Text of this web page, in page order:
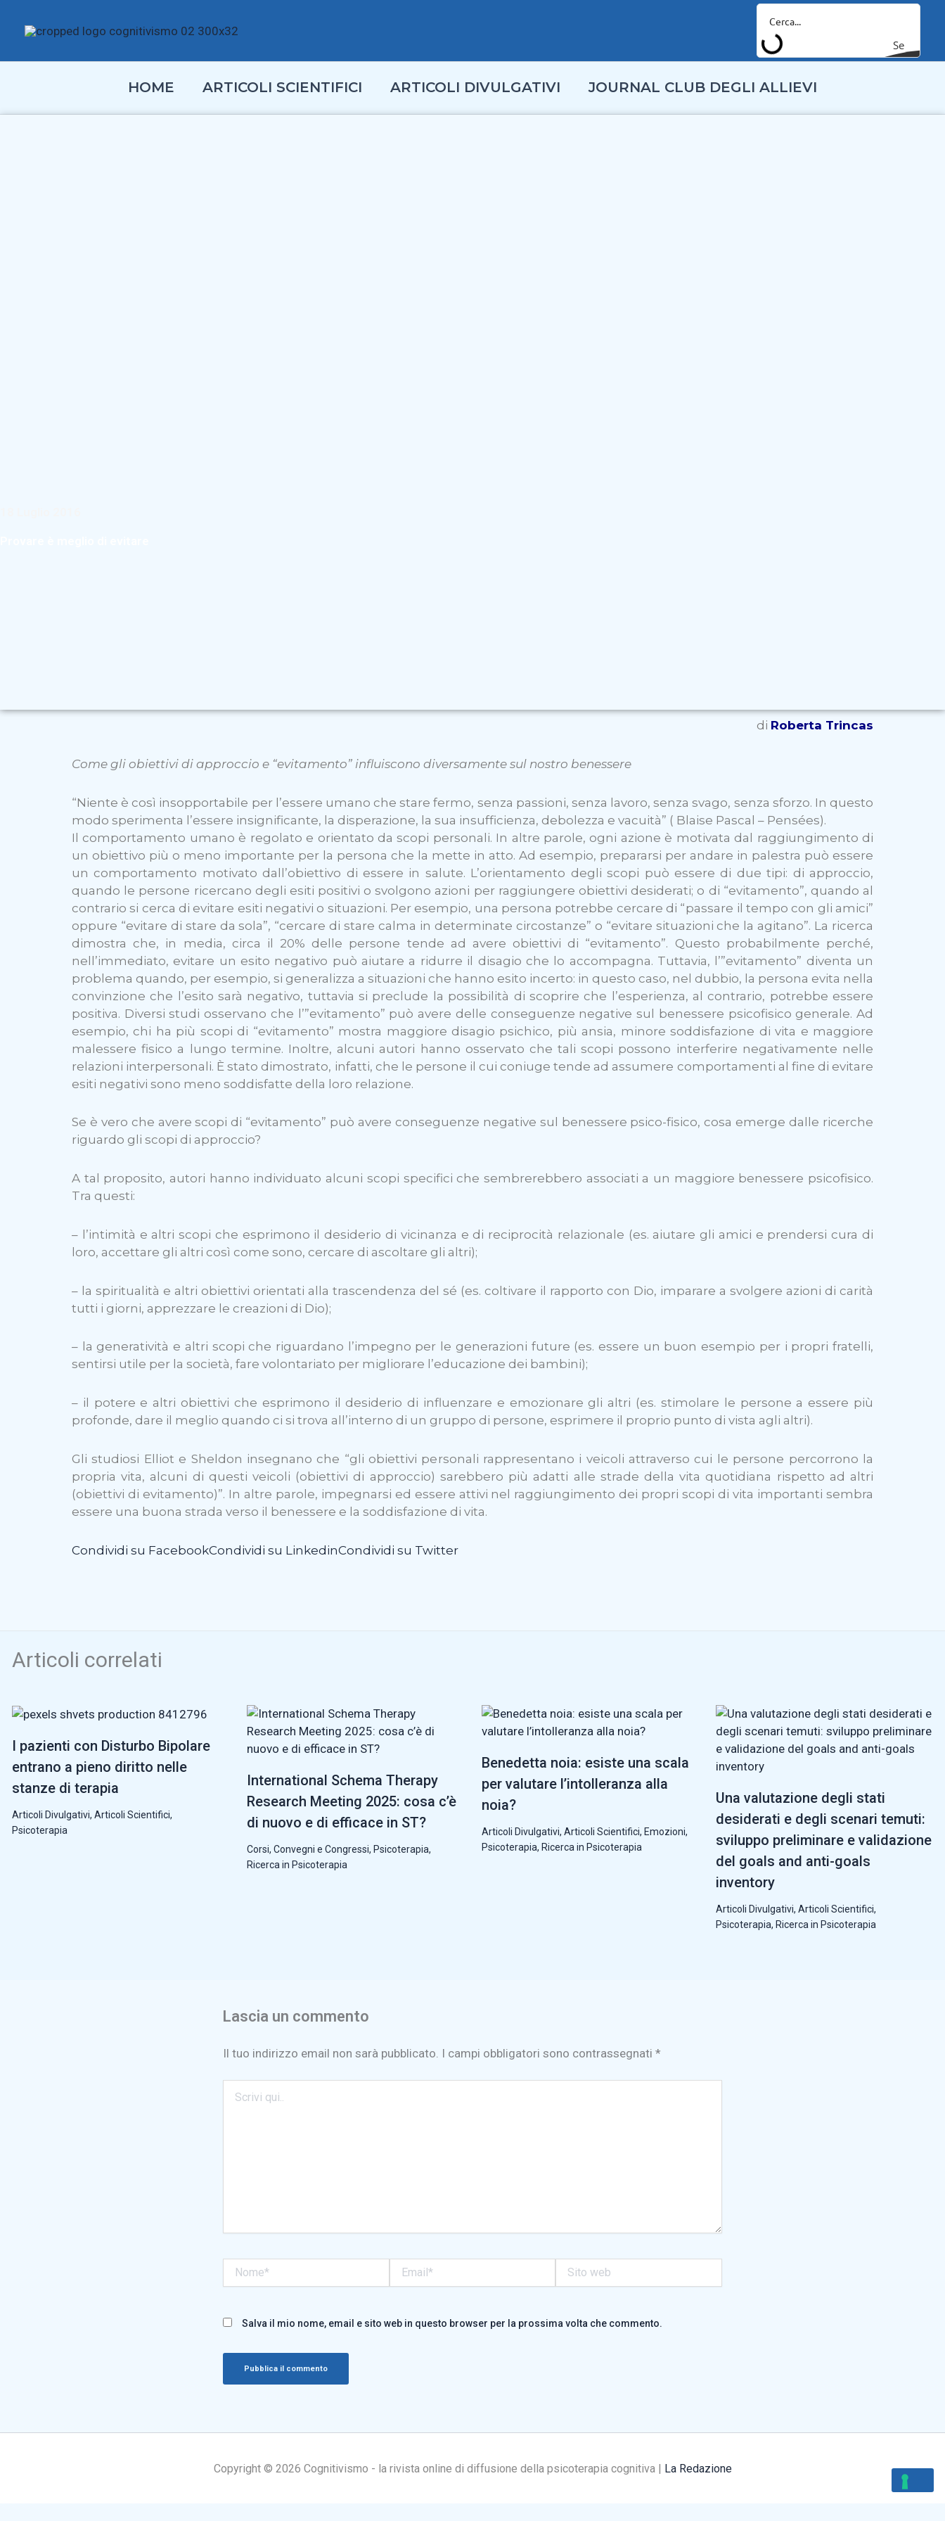
Se
HOME ARTICOLI SCIENTIFICI ARTICOLI DIVULGATIVI JOURNAL CLUB DEGLI ALLIEVI
di Roberta Trincas
Come gli obiettivi di approccio e “evitamento” influiscono diversamente sul nostro benessere
“Niente è così insopportabile per l’essere umano che stare fermo, senza passioni, senza lavoro, senza svago, senza sforzo. In questo
modo sperimenta l’essere insignificante, la disperazione, la sua insufficienza, debolezza e vacuità” ( Blaise Pascal – Pensées).
Il comportamento umano è regolato e orientato da scopi personali. In altre parole, ogni azione è motivata dal raggiungimento di
un obiettivo più o meno importante per la persona che la mette in atto. Ad esempio, prepararsi per andare in palestra può essere
un comportamento motivato dall’obiettivo di essere in salute. L’orientamento degli scopi può essere di due tipi: di approccio,
quando le persone ricercano degli esiti positivi o svolgono azioni per raggiungere obiettivi desiderati; o di “evitamento”, quando al
contrario si cerca di evitare esiti negativi o situazioni. Per esempio, una persona potrebbe cercare di “passare il tempo con gli amici”
oppure “evitare di stare da sola”, “cercare di stare calma in determinate circostanze” o “evitare situazioni che la agitano”. La ricerca
dimostra che, in media, circa il 20% delle persone tende ad avere obiettivi di “evitamento”. Questo probabilmente perché,
nell’immediato, evitare un esito negativo può aiutare a ridurre il disagio che lo accompagna. Tuttavia, l’”evitamento” diventa un
problema quando, per esempio, si generalizza a situazioni che hanno esito incerto: in questo caso, nel dubbio, la persona evita nella
convinzione che l’esito sarà negativo, tuttavia si preclude la possibilità di scoprire che l’esperienza, al contrario, potrebbe essere
positiva. Diversi studi osservano che l’”evitamento” può avere delle conseguenze negative sul benessere psicofisico generale. Ad
esempio, chi ha più scopi di “evitamento” mostra maggiore disagio psichico, più ansia, minore soddisfazione di vita e maggiore
malessere fisico a lungo termine. Inoltre, alcuni autori hanno osservato che tali scopi possono interferire negativamente nelle
relazioni interpersonali. È stato dimostrato, infatti, che le persone il cui coniuge tende ad assumere comportamenti al fine di evitare
esiti negativi sono meno soddisfatte della loro relazione.
Se è vero che avere scopi di “evitamento” può avere conseguenze negative sul benessere psico-fisico, cosa emerge dalle ricerche
riguardo gli scopi di approccio?
A tal proposito, autori hanno individuato alcuni scopi specifici che sembrerebbero associati a un maggiore benessere psicofisico.
Tra questi:
– l’intimità e altri scopi che esprimono il desiderio di vicinanza e di reciprocità relazionale (es. aiutare gli amici e prendersi cura di
loro, accettare gli altri così come sono, cercare di ascoltare gli altri);
– la spiritualità e altri obiettivi orientati alla trascendenza del sé (es. coltivare il rapporto con Dio, imparare a svolgere azioni di carità
tutti i giorni, apprezzare le creazioni di Dio);
– la generatività e altri scopi che riguardano l’impegno per le generazioni future (es. essere un buon esempio per i propri fratelli,
sentirsi utile per la società, fare volontariato per migliorare l’educazione dei bambini);
– il potere e altri obiettivi che esprimono il desiderio di influenzare e emozionare gli altri (es. stimolare le persone a essere più
profonde, dare il meglio quando ci si trova all’interno di un gruppo di persone, esprimere il proprio punto di vista agli altri).
Gli studiosi Elliot e Sheldon insegnano che “gli obiettivi personali rappresentano i veicoli attraverso cui le persone percorrono la
propria vita, alcuni di questi veicoli (obiettivi di approccio) sarebbero più adatti alle strade della vita quotidiana rispetto ad altri
(obiettivi di evitamento)”. In altre parole, impegnarsi ed essere attivi nel raggiungimento dei propri scopi di vita importanti sembra
essere una buona strada verso il benessere e la soddisfazione di vita.
Condividi su FacebookCondividi su LinkedinCondividi su Twitter
Articoli correlati
I pazienti con Disturbo Bipolare
entrano a pieno diritto nelle
stanze di terapia
Articoli Divulgativi, Articoli Scientifici,
Psicoterapia
International Schema Therapy
Research Meeting 2025: cosa c’è
di nuovo e di efficace in ST?
Corsi, Convegni e Congressi, Psicoterapia,
Ricerca in Psicoterapia
Benedetta noia: esiste una scala
per valutare l’intolleranza alla
noia?
Articoli Divulgativi, Articoli Scientifici, Emozioni,
Psicoterapia, Ricerca in Psicoterapia
Una valutazione degli stati
desiderati e degli scenari temuti:
sviluppo preliminare e validazione
del goals and anti-goals
inventory
Articoli Divulgativi,Articoli Scientifici,
Psicoterapia,Ricerca in Psicoterapia
Lascia un commento
Il tuo indirizzo email non sarà pubblicato. I campi obbligatori sono contrassegnati *
qui..
web
Salva il mio nome, email e sito web in questo browser per la prossima volta che commento.
Copyright © 2026 Cognitivismo - la rivista online di diffusione della psicoterapia cognitiva | La Redazione